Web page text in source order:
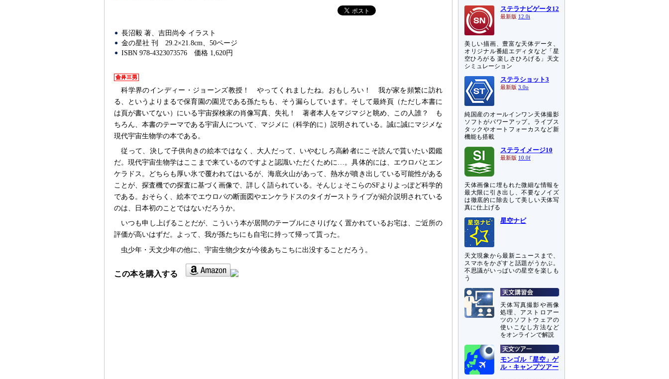
長沼毅 著、吉田尚令 イラスト
金の星社 刊
29.2×21.8cm、50ページ
ISBN 978-4323073576
価格 1,620円
科学界のインディー・ジョーンズ教授！ やってくれましたね。おもしろい！ 我が家を頻繁に訪れ
る、というよりまるで保育園の園児である孫たちも、そう漏らしています。そして最終頁（ただし本書に
は頁が書いてない）にいる宇宙探検家の肖像写真、失礼！ 著者本人をマジマジと眺め、この人誰？ も
ちろん、本書のテーマである宇宙人について、マジメに（科学的に）説明されている。誠に誠にマジメな
現代宇宙生物学の本である。
従って、決して子供向きの絵本ではなく、大人だって、いやむしろ高齢者にこそ読んで貰いたい図鑑
だ。現代宇宙生物学はここまで来ているのですよと認識いただくために…。具体的には、エウロパとエン
ケラドス。どちらも厚い氷で覆われてはいるが、海底火山があって、熱水が噴き出している可能性がある
ことが、探査機での探査に基づく画像で、詳しく語られている。そんじょそこらのSFよりよっぽど科学的
である。おそらく、絵本でエウロパの断面図やエンケラドスのタイガーストライプが紹介説明されている
のは、日本初のことではないだろうか。
いつも申し上げることだが、こういう本が居間のテーブルにさりげなく置かれているお宅は、ご近所の
評価が高いはずだ。よって、我が孫たちにも自宅に持って帰って貰った。
虫少年・天文少年の他に、宇宙生物少女が今後あちこちに出没することだろう。
この本を購入する
ステラナビゲータ12
最新版 12.0i
美しい描画、豊富な天体データ、
オリジナル番組エディタなど「星
空ひろがる 楽しさひろげる」天文
シミュレーション
ステラショット3
最新版 3.0o
純国産のオールインワン天体撮影
ソフトがパワーアップ。ライブス
タックやオートフォーカスなど新
機能も搭載
ステライメージ10
最新版 10.0f
天体画像に埋もれた微細な情報を
最大限に引き出し、不要なノイズ
は徹底的に除去して美しい天体写
真に仕上げる
星空ナビ
天文現象から最新ニュースまで、
スマホをかざすと話題がうかぶ。
不思議がいっぱいの星空を楽しも
う
天体写真撮影や画像
処理、アストロアー
ツのソフトウェアの
使いこなし方法など
をオンラインで解説
モンゴル「星空」ゲ
ル・キャンプツアー